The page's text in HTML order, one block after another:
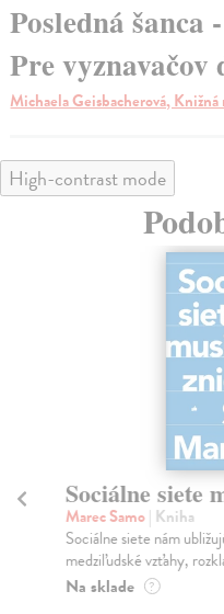
Posledná
Pre
Michaela Geisbacherová,
High-contrast mode
Sociálne siete
Marec Samo| Kniha
Sociálne siete nám
medziľudské vzťahy,
Na sklade ?